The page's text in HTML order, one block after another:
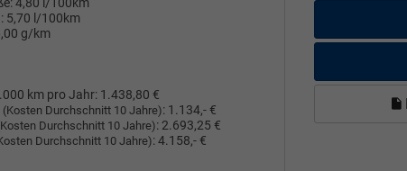
4,80 l/100km
5,70 l/100km
g/km
km pro Jahr: 1.438,80 €
(Kosten Durchschnitt 10 Jahre): 1.134,- €
Durchschnitt 10 Jahre): 2.693,25 €
Durchschnitt 10 Jahre):4.158,- €